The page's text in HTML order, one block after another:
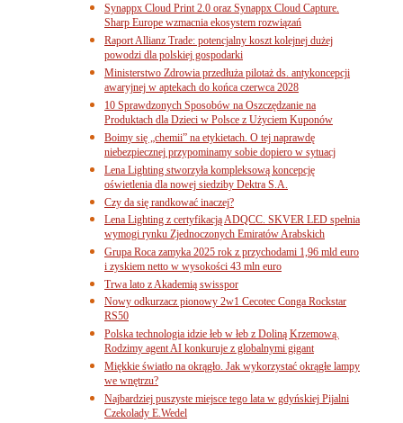
Synappx Cloud Print 2.0 oraz Synappx Cloud Capture.
Sharp Europe wzmacnia ekosystem rozwiązań
Raport Allianz Trade: potencjalny koszt kolejnej dużej
powodzi dla polskiej gospodarki
Ministerstwo Zdrowia przedłuża pilotaż ds. antykoncepcji
awaryjnej w aptekach do końca czerwca 2028
10 Sprawdzonych Sposobów na Oszczędzanie na
Produktach dla Dzieci w Polsce z Użyciem Kuponów
Boimy się „chemii” na etykietach. O tej naprawdę
niebezpiecznej przypominamy sobie dopiero w sytuacj
Lena Lighting stworzyła kompleksową koncepcję
oświetlenia dla nowej siedziby Dektra S.A.
Czy da się randkować inaczej?
Lena Lighting z certyfikacją ADQCC. SKVER LED spełnia
wymogi rynku Zjednoczonych Emiratów Arabskich
Grupa Roca zamyka 2025 rok z przychodami 1,96 mld euro
i zyskiem netto w wysokości 43 mln euro
Trwa lato z Akademią swisspor
Nowy odkurzacz pionowy 2w1 Cecotec Conga Rockstar
RS50
Polska technologia idzie łeb w łeb z Doliną Krzemową.
Rodzimy agent AI konkuruje z globalnymi gigant
Miękkie światło na okrągło. Jak wykorzystać okrągłe lampy
we wnętrzu?
Najbardziej puszyste miejsce tego lata w gdyńskiej Pijalni
Czekolady E.Wedel